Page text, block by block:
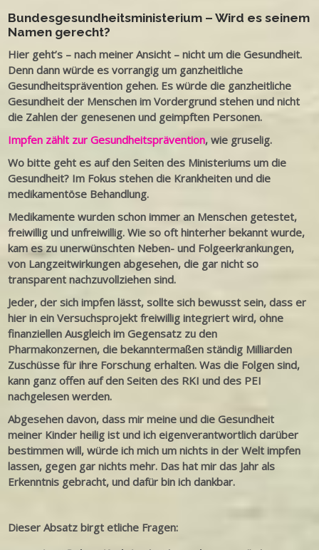
Bundesgesundheitsministerium – Wird es seinem
Namen gerecht?
Hier geht’s – nach meiner Ansicht – nicht um die Gesundheit.
Denn dann würde es vorrangig um ganzheitliche
Gesundheitsprävention gehen. Es würde die ganzheitliche
Gesundheit der Menschen im Vordergrund stehen und nicht
die Zahlen der genesenen und geimpften Personen.
Impfen zählt zur Gesundheitsprävention, wie gruselig.
Wo bitte geht es auf den Seiten des Ministeriums um die
Gesundheit? Im Fokus stehen die Krankheiten und die
medikamentöse Behandlung.
Medikamente wurden schon immer an Menschen getestet,
freiwillig und unfreiwillig. Wie so oft hinterher bekannt wurde,
kam es zu unerwünschten Neben- und Folgeerkrankungen,
von Langzeitwirkungen abgesehen, die gar nicht so
transparent nachzuvollziehen sind.
Jeder, der sich impfen lässt, sollte sich bewusst sein, dass er
hier in ein Versuchsprojekt freiwillig integriert wird, ohne
finanziellen Ausgleich im Gegensatz zu den
Pharmakonzernen, die bekanntermaßen ständig Milliarden
Zuschüsse für ihre Forschung erhalten. Was die Folgen sind,
kann ganz offen auf den Seiten des RKI und des PEI
nachgelesen werden.
Abgesehen davon, dass mir meine und die Gesundheit
meiner Kinder heilig ist und ich eigenverantwortlich darüber
bestimmen will, würde ich mich um nichts in der Welt impfen
lassen, gegen gar nichts mehr. Das hat mir das Jahr als
Erkenntnis gebracht, und dafür bin ich dankbar.
Dieser Absatz birgt etliche Fragen: